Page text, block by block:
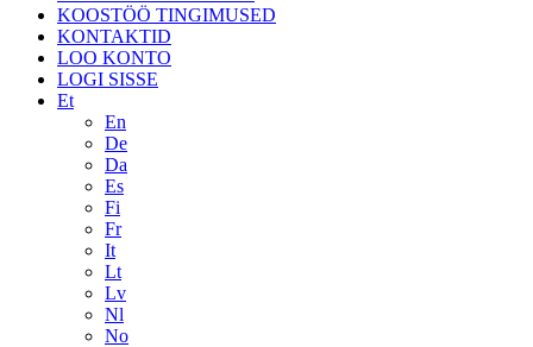
KOOSTÖÖ TINGIMUSED
KONTAKTID
LOO KONTO
LOGI SISSE
Et
En
De
Da
Es
Fi
Fr
It
Lt
Lv
Nl
No